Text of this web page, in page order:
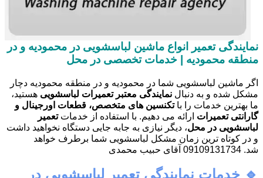
نمایندگی تعمیر انواع ماشین لباسشویی در محمودیه و در
منطقه محمودیه | خدمات تخصصی در محل
اگر ماشین لباسشویی شما در محمودیه و در منطقه محمودیه دچار
مشکل شده و به دنبال نمایندگی معتبر تعمیرات لباسشویی هستید،
ما بهترین خدمات را باتکنسین های متخصص، قطعات اورجینال و
گارانتی تعمیرات ارائه می دهیم. با استفاده از خدماتتعمیر
لباسشویی در محل، دیگر نیازی به جابه جایی دستگاه نخواهید داشت
و در کوتاه ترین زمان مشکل لباسشویی شما برطرف خواهد
شد. 09109131734 آقای حبیب محمدی
🔹 خدمات نمایندگی تعمیر لباسشویی در